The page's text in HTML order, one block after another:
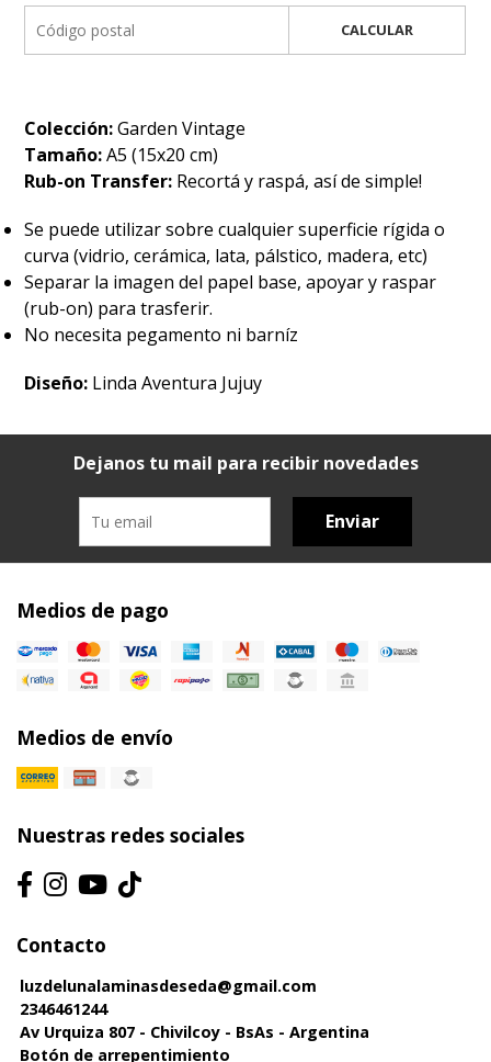
CALCULAR
Colección:Garden Vintage
Tamaño:A5 (15x20 cm)
Rub-on Transfer: Recortá y raspá, así de simple!
Se puede utilizar sobre cualquier superficie rígida o
curva (vidrio, cerámica, lata, pálstico, madera, etc)
Separar la imagen del papel base, apoyar y raspar
(rub-on) para trasferir.
No necesita pegamento ni barníz
Diseño: Linda Aventura Jujuy
Dejanos tu mail para recibir novedades
Enviar
Medios de pago
Medios de envío
Nuestras redes sociales
Contacto
luzdelunalaminasdeseda@gmail.com
2346461244
Av Urquiza 807 - Chivilcoy - BsAs - Argentina
Botón de arrepentimiento